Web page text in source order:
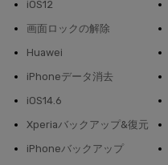
iOS12
画面ロックの解除
Huawei
iPhoneデータ消去
iOS14.6
Xperiaバックアップ&復元
iPhoneバックアップ